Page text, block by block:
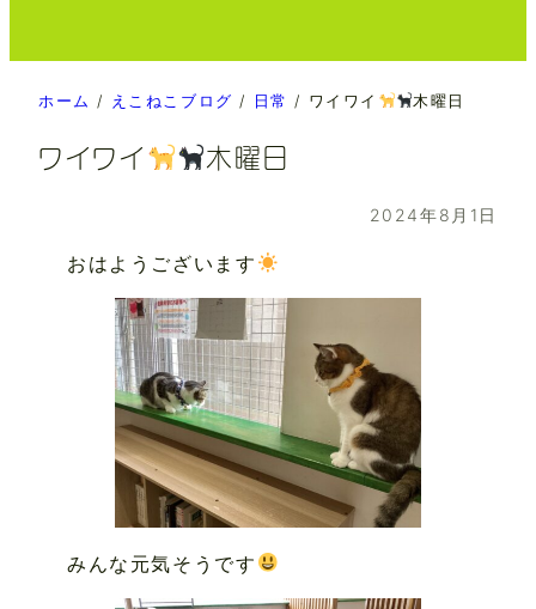
ホーム / えこねこブログ / 日常 / ワイワイ 木曜日
ワイワイ 木曜日
2024年8月1日
おはようございます
みんな元気そうです